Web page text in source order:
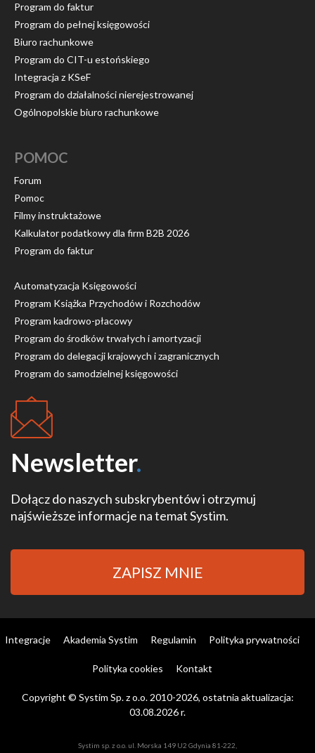
Program do faktur
Program do pełnej księgowości
Biuro rachunkowe
Program do CIT-u estońskiego
Integracja z KSeF
Program do działalności nierejestrowanej
Ogólnopolskie biuro rachunkowe
POMOC
Forum
Pomoc
Filmy instruktażowe
Kalkulator podatkowy dla firm B2B 2026
Program do faktur
Automatyzacja Księgowości
Program Książka Przychodów i Rozchodów
Program kadrowo-płacowy
Program do środków trwałych i amortyzacji
Program do delegacji krajowych i zagranicznych
Program do samodzielnej księgowości
Newsletter.
Dołącz do naszych subskrybentów i otrzymuj
najświeższe informacje na temat Systim.
ZAPISZ MNIE
Integracje Akademia Systim Regulamin Polityka prywatności
Polityka cookies Kontakt
Copyright © Systim Sp. z o.o. 2010-2026, ostatnia aktualizacja:
03.08.2026 r.
Systim sp. z o.o. ul. Morska 149 U2 Gdynia 81-222,